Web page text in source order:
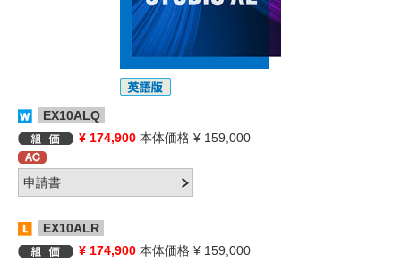
EX10ALQ
¥ 174,900 本体価格 ¥ 159,000
EX10ALR
¥ 174,900 本体価格 ¥ 159,000